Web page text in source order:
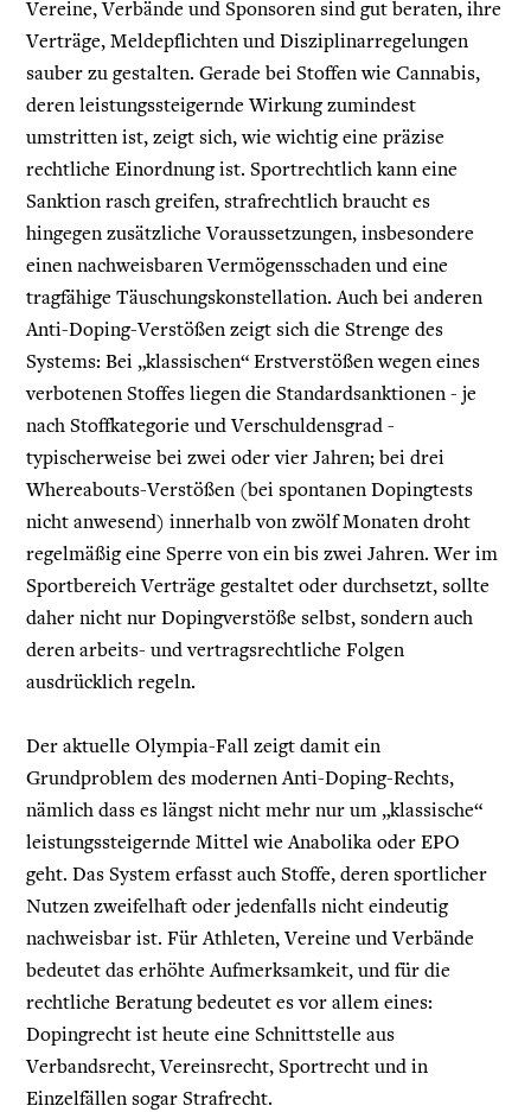
Vereine, Verbände und Sponsoren sind gut beraten, ihre
Verträge, Meldepflichten und Disziplinarregelungen
sauber zu gestalten. Gerade bei Stoffen wie Cannabis,
deren leistungssteigernde Wirkung zumindest
umstritten ist, zeigt sich, wie wichtig eine präzise
rechtliche Einordnung ist. Sportrechtlich kann eine
Sanktion rasch greifen, strafrechtlich braucht es
hingegen zusätzliche Voraussetzungen, insbesondere
einen nachweisbaren Vermögensschaden und eine
tragfähige Täuschungskonstellation. Auch bei anderen
Anti-Doping-Verstößen zeigt sich die Strenge des
Systems: Bei „klassischen“ Erstverstößen wegen eines
verbotenen Stoffes liegen die Standardsanktionen - je
nach Stoffkategorie und Verschuldensgrad -
typischerweise bei zwei oder vier Jahren; bei drei
Whereabouts-Verstößen (bei spontanen Dopingtests
nicht anwesend) innerhalb von zwölf Monaten droht
regelmäßig eine Sperre von ein bis zwei Jahren. Wer im
Sportbereich Verträge gestaltet oder durchsetzt, sollte
daher nicht nur Dopingverstöße selbst, sondern auch
deren arbeits- und vertragsrechtliche Folgen
ausdrücklich regeln.
Der aktuelle Olympia-Fall zeigt damit ein
Grundproblem des modernen Anti-Doping-Rechts,
nämlich dass es längst nicht mehr nur um „klassische“
leistungssteigernde Mittel wie Anabolika oder EPO
geht. Das System erfasst auch Stoffe, deren sportlicher
Nutzen zweifelhaft oder jedenfalls nicht eindeutig
nachweisbar ist. Für Athleten, Vereine und Verbände
bedeutet das erhöhte Aufmerksamkeit, und für die
rechtliche Beratung bedeutet es vor allem eines:
Dopingrecht ist heute eine Schnittstelle aus
Verbandsrecht, Vereinsrecht, Sportrecht und in
Einzelfällen sogar Strafrecht.